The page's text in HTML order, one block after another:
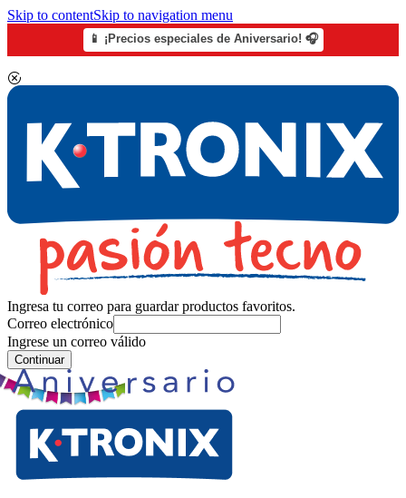
Skip to contentSkip to navigation menu
📱 ¡Precios especiales de Aniversario! 🎧
Ingresa tu correo para guardar productos favoritos.
Correo electrónico
Ingrese un correo válido
Continuar